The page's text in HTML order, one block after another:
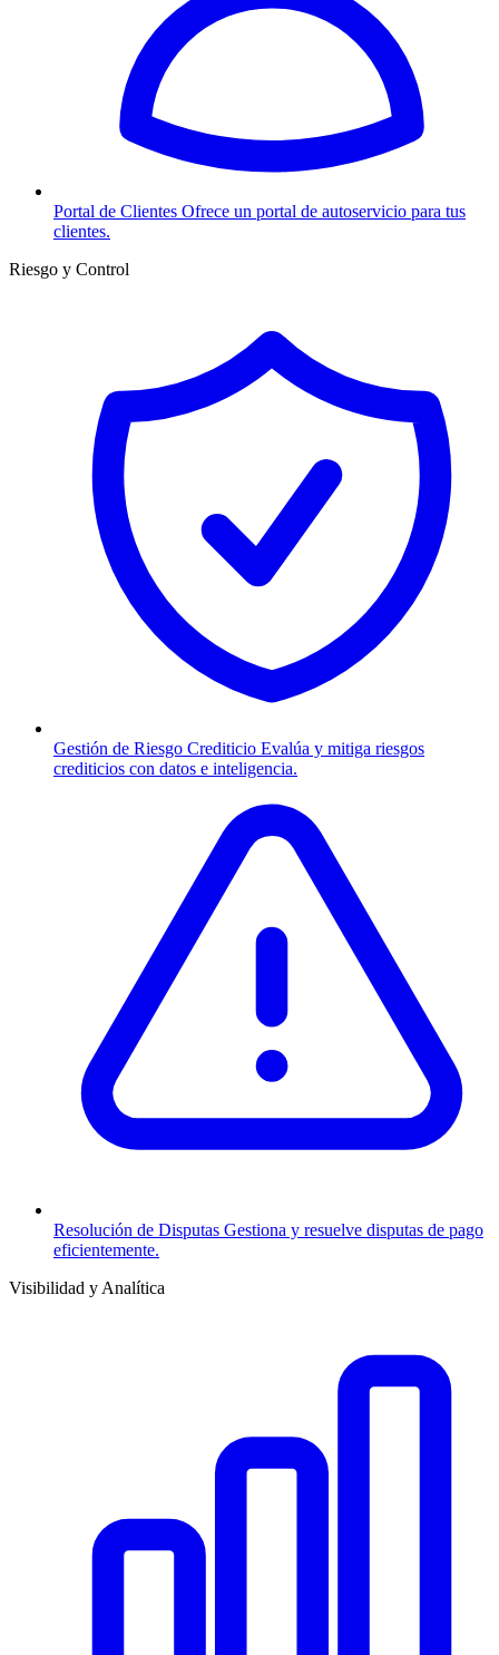
Portal de Clientes Ofrece un portal de autoservicio para tus
clientes.
Riesgo y Control
Gestión de Riesgo Crediticio Evalúa y mitiga riesgos
crediticios con datos e inteligencia.
Resolución de Disputas Gestiona y resuelve disputas de pago
eficientemente.
Visibilidad y Analítica